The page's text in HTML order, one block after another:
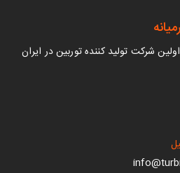
تولید کننده توربین در ایران